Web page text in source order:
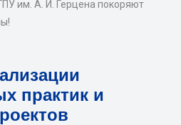
им. А. И. Герцена покоряют
практик и